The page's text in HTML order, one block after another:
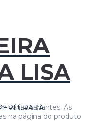
LISA
várias variantes. As
na página do produto